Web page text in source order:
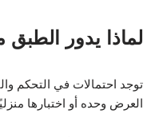
لماذا يدور
توجد احتمالات في التحكم
العرض وحده أو اختبارها